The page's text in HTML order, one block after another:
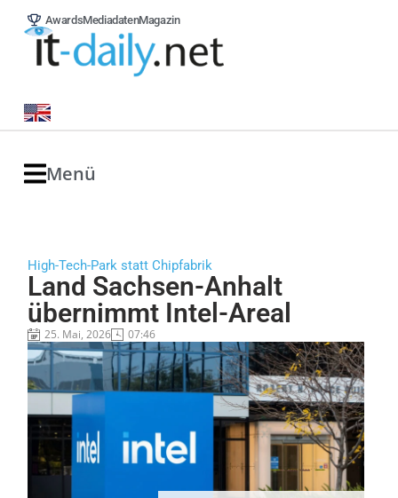
AwardsMediadatenMagazin
Menü
High-Tech-Park statt Chipfabrik
Land Sachsen-Anhalt
übernimmt Intel-Areal
25. Mai, 2026 07:46